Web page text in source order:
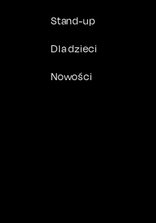
Stand-up
Dla dzieci
Nowości